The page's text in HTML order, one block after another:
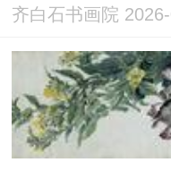
齐白石书画院